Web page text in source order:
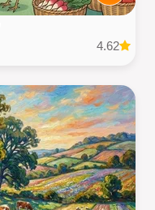
4.62